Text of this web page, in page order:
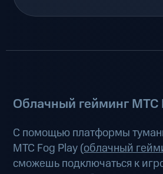
Облачный гейминг МТС
С помощью платформы
МТС Fog Play (облачный
сможешь подключаться к